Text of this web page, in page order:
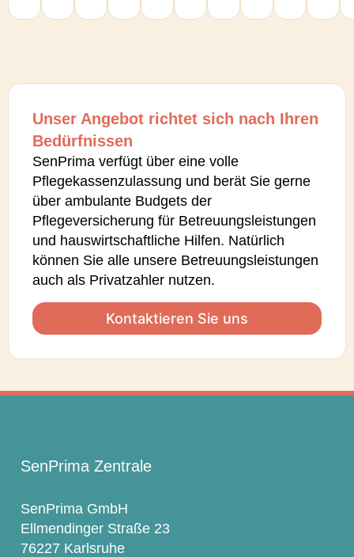
Unser Angebot richtet sich nach Ihren
Bedürfnissen
SenPrima verfügt über eine volle
Pflegekassenzulassung und berät Sie gerne
über ambulante Budgets der
Pflegeversicherung für Betreuungsleistungen
und hauswirtschaftliche Hilfen. Natürlich
können Sie alle unsere Betreuungsleistungen
auch als Privatzahler nutzen.
Kontaktieren Sie uns
SenPrima Zentrale
SenPrima GmbH
Ellmendinger Straße 23
76227 Karlsruhe